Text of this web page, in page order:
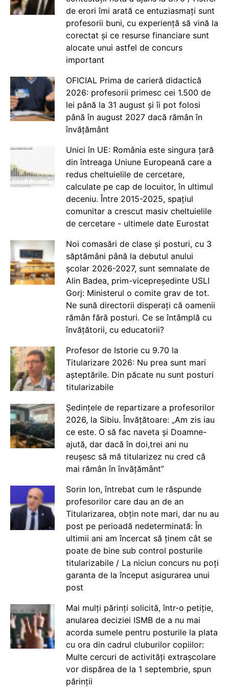
de erori îmi arată ce entuziasmați sunt
profesorii buni, cu experiență să vină la
corectat și ce resurse financiare sunt
alocate unui astfel de concurs
important
OFICIAL Prima de carieră didactică
2026: profesorii primesc cei 1.500 de
lei până la 31 august și îi pot folosi
până în august 2027 dacă rămân în
învățământ
Unici în UE: România este singura țară
din întreaga Uniune Europeană care a
redus cheltuielile de cercetare,
calculate pe cap de locuitor, în ultimul
deceniu. Între 2015-2025, spațiul
comunitar a crescut masiv cheltuielile
de cercetare - ultimele date Eurostat
Noi comasări de clase și posturi, cu 3
săptămâni până la debutul anului
școlar 2026-2027, sunt semnalate de
Alin Badea, prim-vicepreședinte USLI
Gorj: Ministerul o comite grav de tot.
Ne sună directorii disperați că oamenii
rămân fără posturi. Ce se întâmplă cu
învățătorii, cu educatorii?
Profesor de Istorie cu 9.70 la
Titularizare 2026: Nu prea sunt mari
așteptările. Din păcate nu sunt posturi
titularizabile
Ședințele de repartizare a profesorilor
2026, la Sibiu. Învățătoare: „Am zis iau
ce este. O să fac naveta și Doamne-
ajută, dar dacă în doi,trei ani nu
reușesc să mă titularizez nu cred că
mai rămân în învățământ”
Sorin Ion, întrebat cum le răspunde
profesorilor care dau an de an
Titularizarea, obțin note mari, dar nu au
post pe perioadă nedeterminată: În
ultimii ani am încercat să ținem cât se
poate de bine sub control posturile
titularizabile / La niciun concurs nu poți
garanta de la început asigurarea unui
post
Mai mulți părinți solicită, într-o petiție,
anularea deciziei ISMB de a nu mai
acorda sumele pentru posturile la plata
cu ora din cadrul cluburilor copiilor:
Multe cercuri de activități extrașcolare
vor dispărea de la 1 septembrie, spun
părinții